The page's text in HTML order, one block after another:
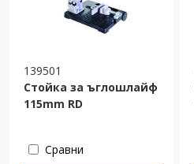
139501
Стойка за ъглошлайф
115mm RD
Сравни